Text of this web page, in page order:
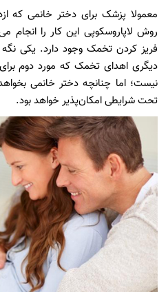
معمولا پزشک برای دختر خانمی که
روش لاپاروسکوپی این کار را
فریز کردن تخمک وجود دارد. یکی
دیگری اهدای تخمک که مورد دوم برای
نیست؛ اما چنانچه دختر خانمی
تحت شرایطی امکان‌پذیر خواهد بود.